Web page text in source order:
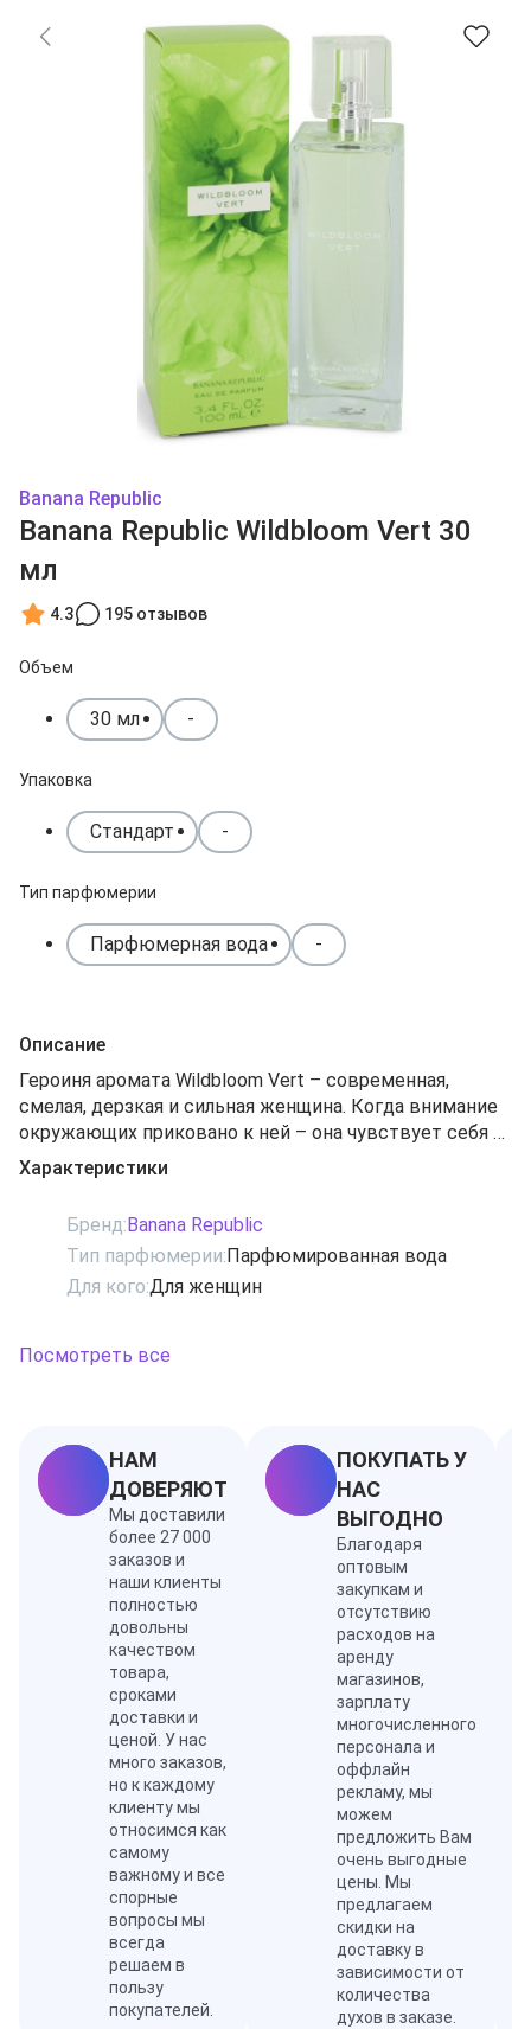
Banana Republic
Banana Republic Wildbloom Vert 30
мл
4.3 195 отзывов
Объем
30 мл -
Упаковка
Стандарт -
Тип парфюмерии
Парфюмерная вода -
Описание
Героиня аромата Wildbloom Vert – современная,
смелая, дерзкая и сильная женщина. Когда внимание
окружающих приковано к ней – она чувствует себя в
своей стихии, покоряя всех своим индивидуальным,
оригинальным стилем. Милая, естественная,
неотразимой красотой в любой ситуации и всегда
привлекает внимание своими «современно-
девичьими» аксессуарами. Основные ноты аромата
магнолией, красным яблоком, жгучим мускусом,
Характеристики
Бренд: Banana Republic
Тип парфюмерии: Парфюмированная вода
Для кого:Для женщин
Посмотреть все
НАМ
ДОВЕРЯЮТ
Мы доставили
более 27 000
заказов и
наши клиенты
полностью
довольны
качеством
товара,
сроками
доставки и
ценой. У нас
много заказов,
но к каждому
клиенту мы
относимся как
самому
важному и все
спорные
вопросы мы
всегда
решаем в
пользу
покупателей.
ПОКУПАТЬ У
НАС
ВЫГОДНО
Благодаря
оптовым
закупкам и
отсутствию
расходов на
аренду
магазинов,
зарплату
многочисленного
персонала и
оффлайн
рекламу, мы
можем
предложить Вам
очень выгодные
цены. Мы
предлагаем
скидки на
доставку в
зависимости от
количества
духов в заказе.